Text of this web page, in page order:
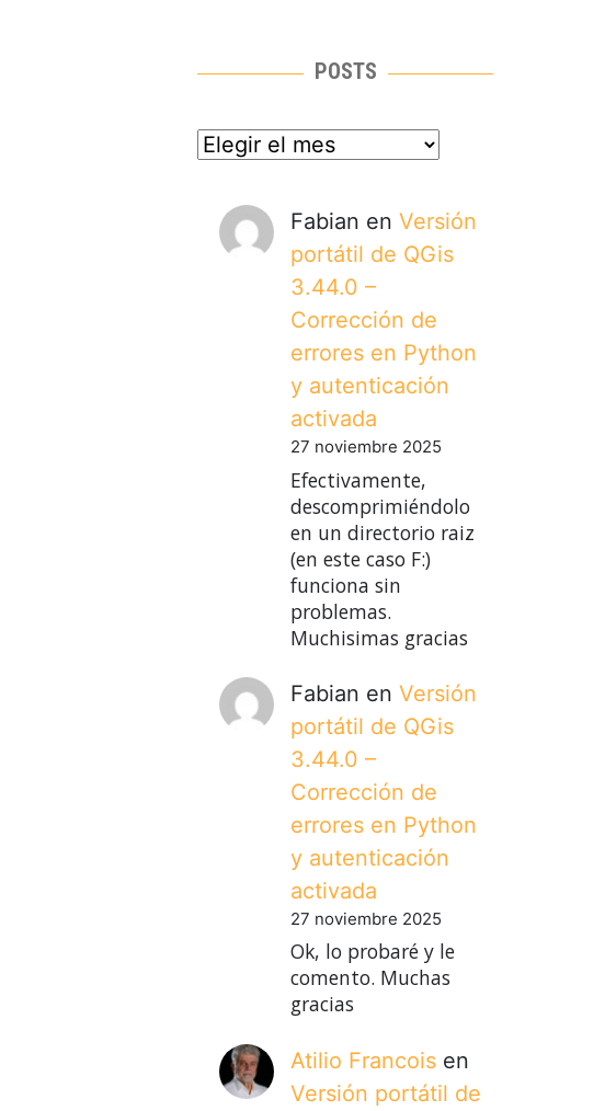
POSTS
posts
Fabian en Versión
portátil de QGis
3.44.0 –
Corrección de
errores en Python
y autenticación
activada
27 noviembre 2025
Efectivamente,
descomprimiéndolo
en un directorio raiz
(en este caso F:)
funciona sin
problemas.
Muchisimas gracias
Fabian en Versión
portátil de QGis
3.44.0 –
Corrección de
errores en Python
y autenticación
activada
27 noviembre 2025
Ok, lo probaré y le
comento. Muchas
gracias
Atilio Francois en
Versión portátil de